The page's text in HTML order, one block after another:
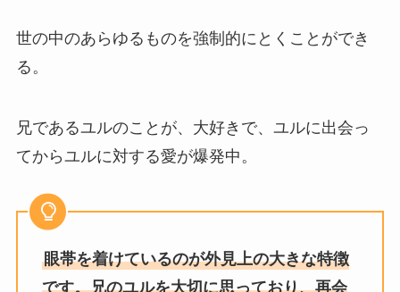
世の中のあらゆるものを強制的にとくことができ
る。
兄であるユルのことが、大好きで、ユルに出会っ
てからユルに対する愛が爆発中。
眼帯を着けているのが外見上の大きな特徴
です。兄のユルを大切に思っており、再会